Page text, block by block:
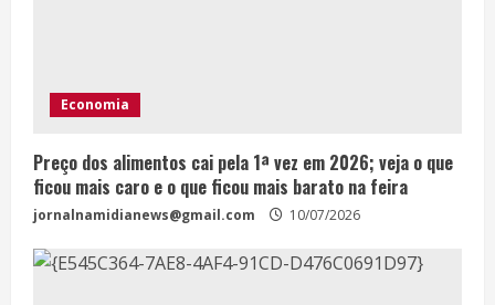
Economia
Preço dos alimentos cai pela 1ª vez em 2026; veja o que
ficou mais caro e o que ficou mais barato na feira
jornalnamidianews@gmail.com 10/07/2026